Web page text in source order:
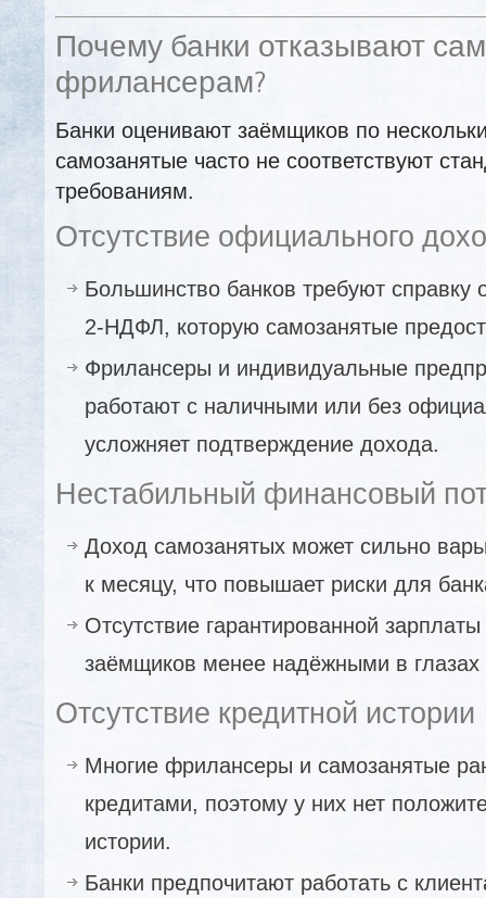
Почему банки отказывают
фрилансерам?
Банки оценивают заёмщиков по
самозанятые часто не соответствуют
требованиям.
Отсутствие официального
Большинство банков требуют
2-НДФЛ, которую самозанятые
Фрилансеры и индивидуальные
работают с наличными или без
усложняет подтверждение дохода.
Нестабильный финансовый
Доход самозанятых может сильно
к месяцу, что повышает риски для
Отсутствие гарантированной зарплаты
заёмщиков менее надёжными в глазах
Отсутствие кредитной истории
Многие фрилансеры и самозанятые
кредитами, поэтому у них нет
истории.
Банки предпочитают работать с